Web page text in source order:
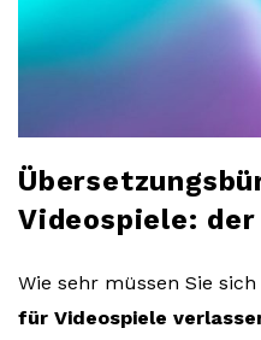
b
l
o
g
Videospiele:
Wie sehr müssen Sie
für Videospiele